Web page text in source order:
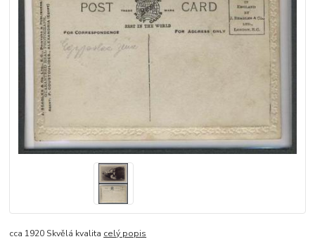
cca 1920 Skvělá kvalita celý popis